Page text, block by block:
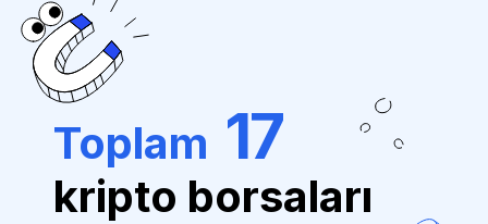
Toplam 17
kripto borsaları